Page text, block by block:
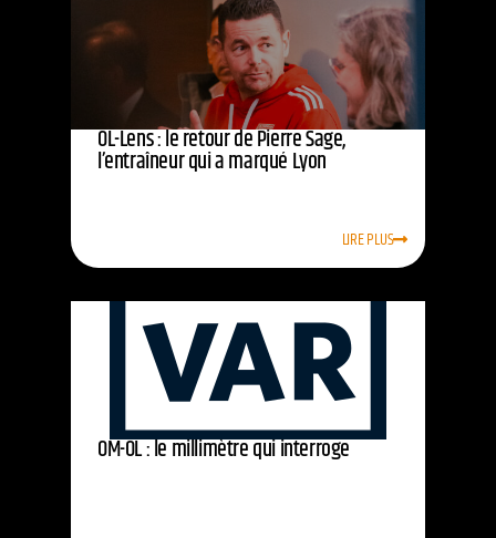
OL-Lens : le retour de Pierre Sage,
l’entraîneur qui a marqué Lyon
LIRE PLUS
OM-OL : le millimètre qui interroge